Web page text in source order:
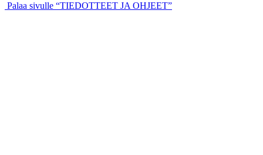
Palaa sivulle “TIEDOTTEET JA OHJEET”